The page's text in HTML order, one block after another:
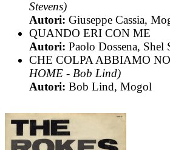
Stevens)
Autori: Giuseppe Cassia,
QUANDO ERI CON ME
Autori: Paolo Dossena, Shel
CHE COLPA ABBIAMO
HOME - Bob Lind)
Autori: Bob Lind, Mogol